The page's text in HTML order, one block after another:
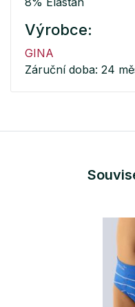
Výrobce:
GINA
Záruční doba: 24